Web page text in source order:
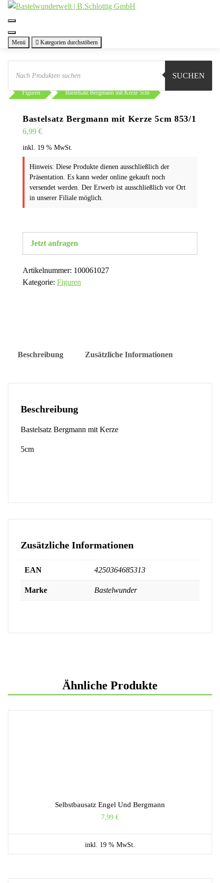
Zum
Menü Kategorien durchstöbern
Products
search
SUCHEN
Sie sind hier: Shop
Selbstbausätze
Figuren
Bastelsatz Bergmann mit Kerze 5cm
Bastelsatz Bergmann mit Kerze 5cm 853/1
6,99 €
inkl. 19 % MwSt.
Hinweis: Diese Produkte dienen ausschließlich der
Präsentation. Es kann weder online gekauft noch
versendet werden. Der Erwerb ist ausschließlich vor Ort
in unserer Filiale möglich.
Jetzt anfragen
Artikelnummer: 100061027
Kategorie: Figuren
Beschreibung Zusätzliche Informationen
Beschreibung
Bastelsatz Bergmann mit Kerze
5cm
Zusätzliche Informationen
EAN 4250364685313
Marke Bastelwunder
Ähnliche Produkte
Selbstbausatz Engel Und Bergmann
7,99 €
inkl. 19 % MwSt.